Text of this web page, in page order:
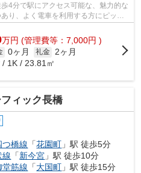
4分で駅にアクセス可能な、魅力的な
り、よく電車を利用する方にピッタ
内...
万円 (管理費等：7,000円 )
0ヶ月 礼金 2ヶ月
/ 1K / 23.81㎡
ィック長橋
つ橋線 「花園町 」駅 徒歩5分
線 「新今宮 」駅 徒歩10分
堂筋線 「大国町 」駅 徒歩15分